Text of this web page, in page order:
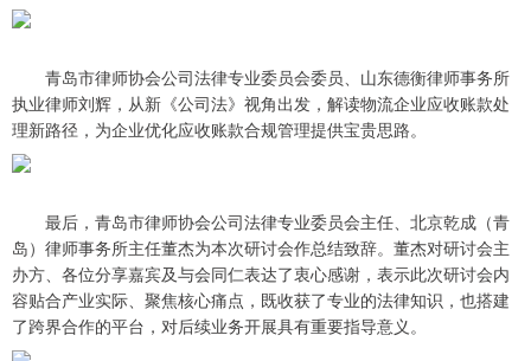
青岛市律师协会公司法律专业委员会委员、山东德衡律师事务所
执业律师刘辉，从新《公司法》视角出发，解读物流企业应收账款处
理新路径，为企业优化应收账款合规管理提供宝贵思路。
最后，青岛市律师协会公司法律专业委员会主任、北京乾成（青
岛）律师事务所主任董杰为本次研讨会作总结致辞。董杰对研讨会主
办方、各位分享嘉宾及与会同仁表达了衷心感谢，表示此次研讨会内
容贴合产业实际、聚焦核心痛点，既收获了专业的法律知识，也搭建
了跨界合作的平台，对后续业务开展具有重要指导意义。